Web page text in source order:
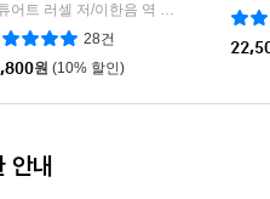
어트 러셀 저/이한음 역 | 김영사
28건
원 (10% 할인)
안내